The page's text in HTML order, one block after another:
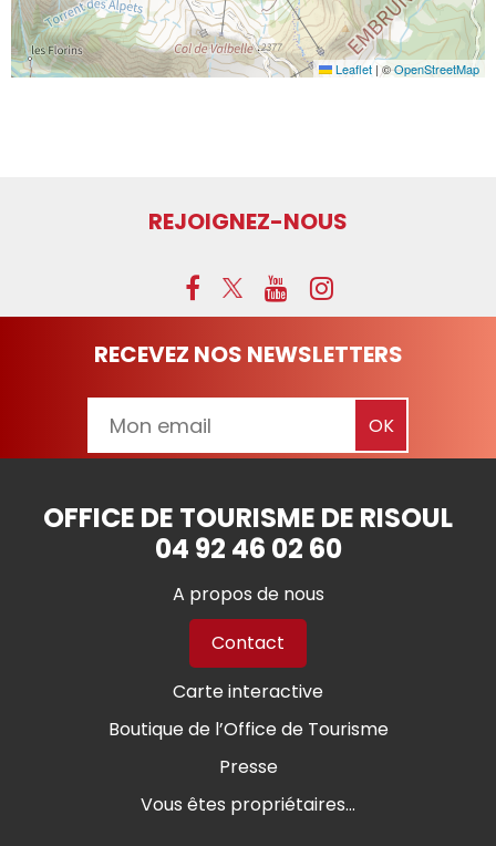
Leaflet | ©OpenStreetMap
REJOIGNEZ-NOUS
RECEVEZ NOS NEWSLETTERS
OFFICE DE TOURISME DE RISOUL
04 92 46 02 60
A propos de nous
Contact
Carte interactive
Boutique de l’Office de Tourisme
Presse
Vous êtes propriétaires...